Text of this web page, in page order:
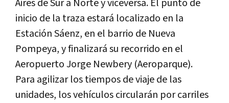
Aires de Sur a Norte y viceversa. El punto de
inicio de la traza estará localizado en la
Estación Sáenz, en el barrio de Nueva
Pompeya, y finalizará su recorrido en el
Aeropuerto Jorge Newbery (Aeroparque).
Para agilizar los tiempos de viaje de las
unidades, los vehículos circularán por carriles